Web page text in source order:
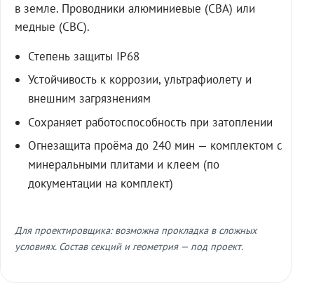
в земле. Проводники алюминиевые (СВА) или
медные (СВС).
Степень защиты IP68
Устойчивость к коррозии, ультрафиолету и
внешним загрязнениям
Сохраняет работоспособность при затоплении
Огнезащита проёма до 240 мин — комплектом с
минеральными плитами и клеем (по
документации на комплект)
Для проектировщика: возможна прокладка в сложных
условиях. Состав секций и геометрия — под проект.